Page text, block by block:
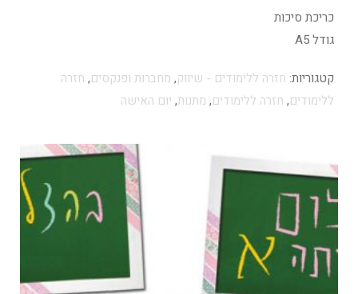
כריכת סיכות
גודל A5
קטגוריות: חזרה ללימודים - שיווק, מחברות ופנקסים, חזרה
ללימודים, חזרה ללימודים, מתנות, יום האישה